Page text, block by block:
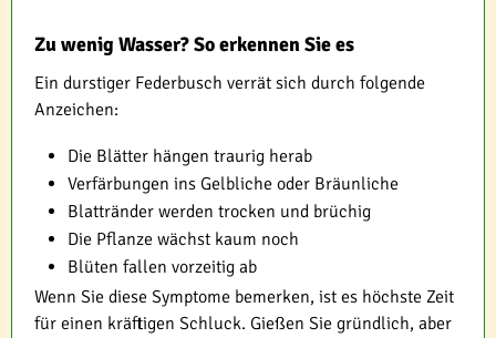
Zu wenig Wasser? So erkennen Sie es
Ein durstiger Federbusch verrät sich durch folgende
Anzeichen:
Die Blätter hängen traurig herab
Verfärbungen ins Gelbliche oder Bräunliche
Blattränder werden trocken und brüchig
Die Pflanze wächst kaum noch
Blüten fallen vorzeitig ab
Wenn Sie diese Symptome bemerken, ist es höchste Zeit
für einen kräftigen Schluck. Gießen Sie gründlich, aber